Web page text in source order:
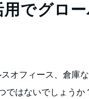
でグロ
オフィース、倉庫
ではないでしょう